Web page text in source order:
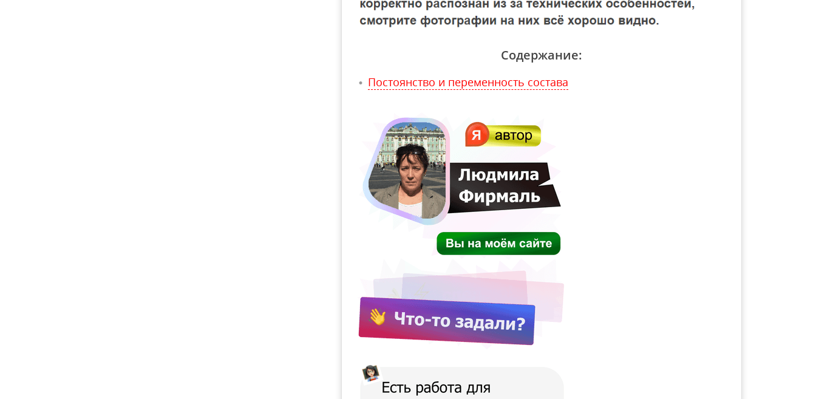
Содержание:
Постоянство и переменность состава